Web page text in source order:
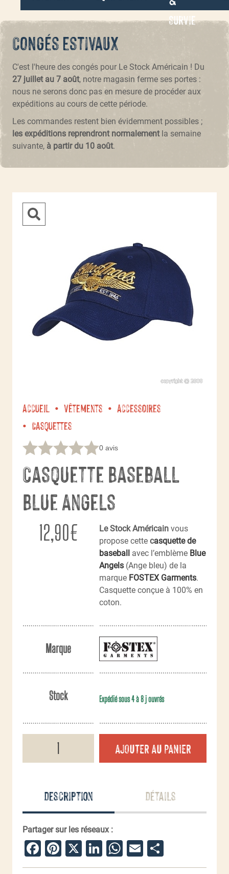
Survie
Congés estivaux
C'est l'heure des congés pour Le Stock Américain ! Du
27 juillet au 7 août, notre magasin ferme ses portes :
nous ne serons donc pas en mesure de procéder aux
expéditions au cours de cette période.
Les commandes restent bien évidemment possibles ;
les expéditions reprendront normalementla semaine
suivante, à partir du 10 août.
Accueil Vêtements
Accessoires
Casquettes
0 avis
Casquette Baseball
Blue Angels
12,90€ Le Stock Américain vous
propose cette casquette de
baseball avec l’emblème Blue
Angels (Ange bleu) de la
marque FOSTEX Garments.
Casquette conçue à 100% en
coton.
Marque
Stock Expédié sous 4 à 8 j ouvrés
AJOUTER AU PANIER
Description Détails
Partager sur les réseaux :
Facebook
Pinterest
X LinkedIn
WhatsApp
Email